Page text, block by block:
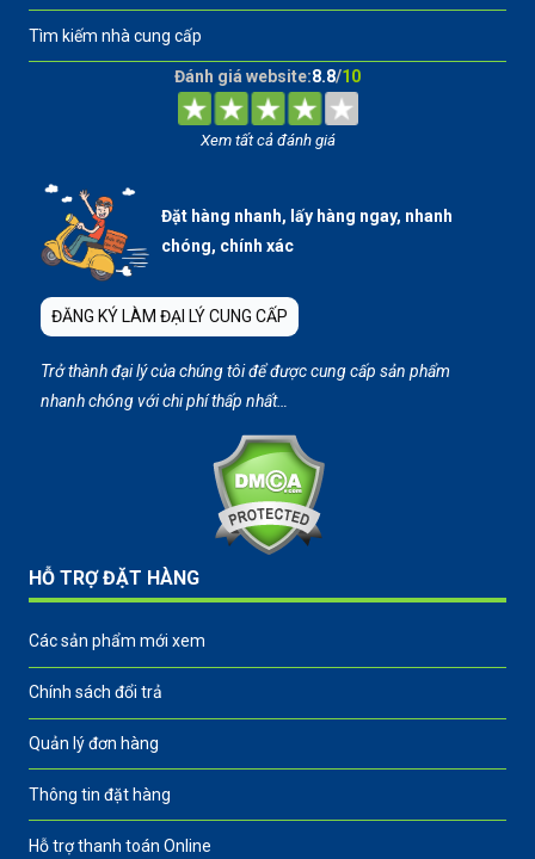
Tìm kiếm nhà cung cấp
Đánh giá website:8.8/10
Xem tất cả đánh giá
Đặt hàng nhanh, lấy hàng ngay, nhanh
chóng, chính xác
ĐĂNG KÝ LÀM ĐẠI LÝ CUNG CẤP
Trở thành đại lý của chúng tôi để được cung cấp sản phẩm
nhanh chóng với chi phí thấp nhất…
HỖ TRỢ ĐẶT HÀNG
Các sản phẩm mới xem
Chính sách đổi trả
Quản lý đơn hàng
Thông tin đặt hàng
Hỗ trợ thanh toán Online